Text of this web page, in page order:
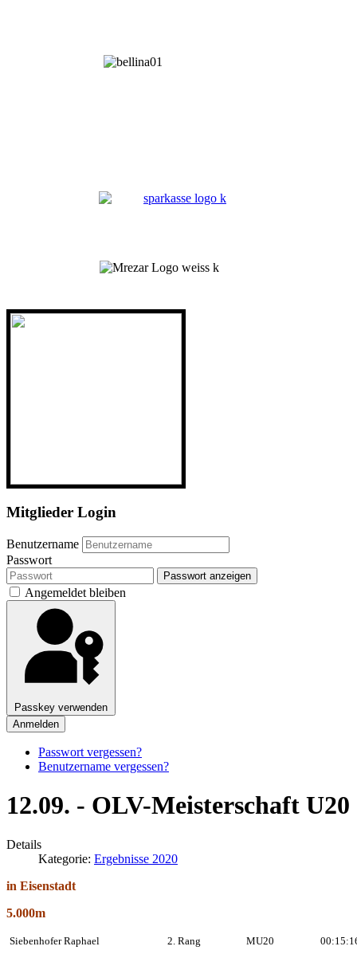
Mitglieder Login
Benutzername
Passwort
Passwort anzeigen
Angemeldet bleiben
Passkey verwenden
Anmelden
Passwort vergessen?
Benutzername vergessen?
12.09. - OLV-Meisterschaft U20
Details
Kategorie: Ergebnisse 2020
in Eisenstadt
5.000m
Siebenhofer Raphael 2. Rang MU20